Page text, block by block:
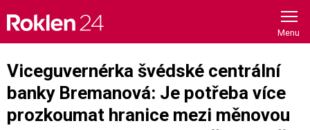
content
Viceguvernérka švédské centrální
banky Bremanová: Je potřeba více
prozkoumat hranice mezi měnovou